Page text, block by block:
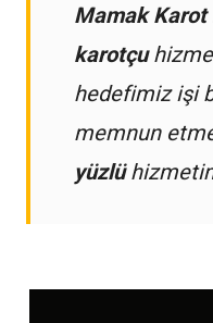
Mamak Karot
karotçu
hedefimiz işi
memnun
yüzlü